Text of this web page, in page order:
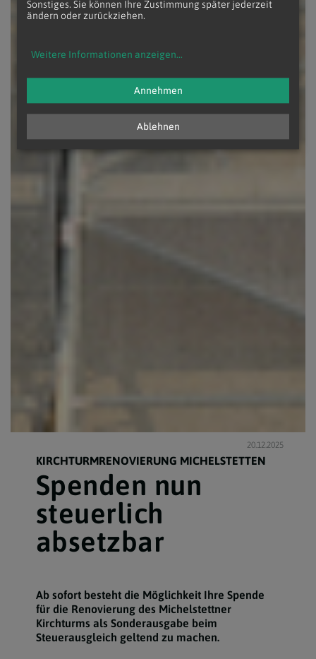
20.12.2025
KIRCHTURMRENOVIERUNG MICHELSTETTEN
Spenden nun
steuerlich
absetzbar
Ab sofort besteht die Möglichkeit Ihre Spende
für die Renovierung des Michelstettner
Kirchturms als Sonderausgabe beim
Steuerausgleich geltend zu machen.
Sonstiges. Sie können Ihre Zustimmung später jederzeit
ändern oder zurückziehen.
Weitere Informationen anzeigen...
Ablehnen
Annehmen